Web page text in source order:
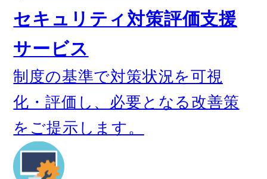
セキュリティ対策評価支援
サービス
制度の基準で対策状況を可視
化・評価し、必要となる改善策
をご提示します。